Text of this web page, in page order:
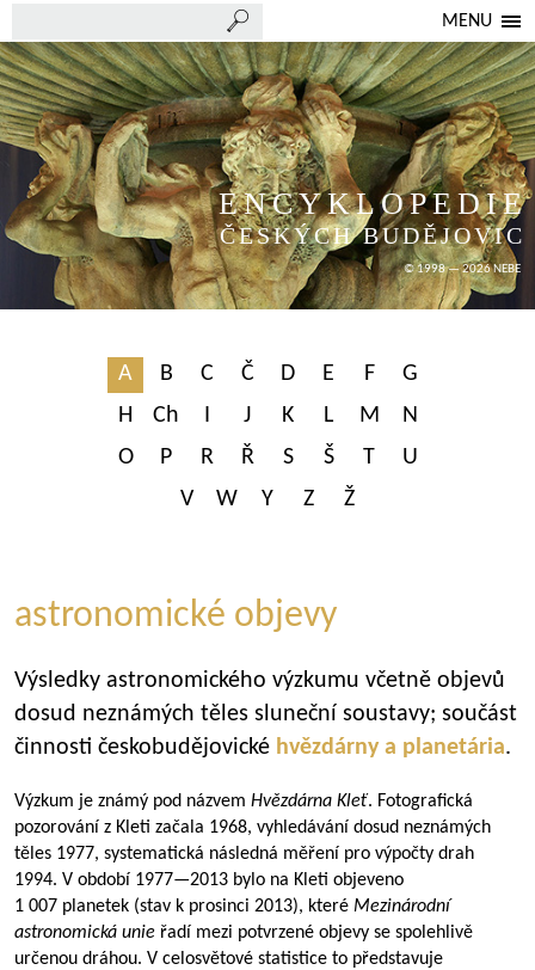
MENU
ENCYKLOPEDIE
ČESKÝCH BUDĚJOVIC
© 1998 — 2026 NEBE
A B C Č D E F
G
H
Ch I J K L M
N
O
P R Ř S Š T
U
V
W Y Z Ž
astronomické objevy
Výsledky astronomického výzkumu včetně objevů
dosud neznámých těles sluneční soustavy; součást
činnosti českobudějovické hvězdárny a planetária.
Výzkum je známý pod názvem Hvězdárna Kleť. Fotografická
pozorování z Kleti začala 1968, vyhledávání dosud neznámých
těles 1977, systematická následná měření pro výpočty drah
1994. V období 1977—2013 bylo na Kleti objeveno
1 007 planetek (stav k prosinci 2013), které Mezinárodní
astronomická unie řadí mezi potvrzené objevy se spolehlivě
určenou dráhou. V celosvětové statistice to představuje